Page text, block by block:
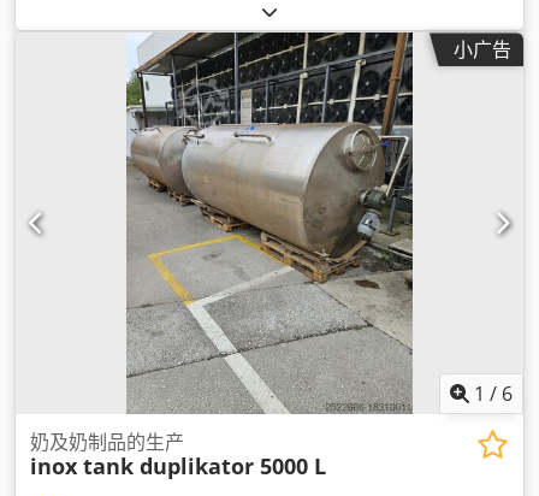
小广告
1 / 6
奶及奶制品的生产
inox tank duplikator 5000 L